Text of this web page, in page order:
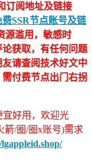
订阅地址及链接
SSR节点账号及链
源滥用，敏感时
获取，有任何问题
请查阅技术好文中
付费节点出门右拐
好用，欢迎光
箭/圈/圈x账号)需求